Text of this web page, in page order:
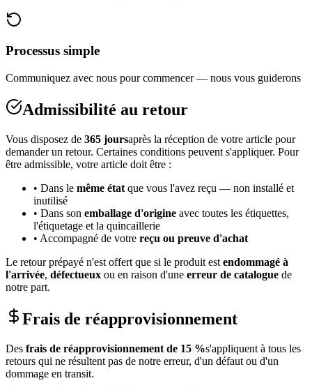
Processus simple
Communiquez avec nous pour commencer — nous vous guiderons
Admissibilité au retour
Vous disposez de 365 joursaprès la réception de votre article pour
demander un retour. Certaines conditions peuvent s'appliquer. Pour
être admissible, votre article doit être :
• Dans le même état que vous l'avez reçu — non installé et
inutilisé
• Dans son emballage d'origine avec toutes les étiquettes,
l'étiquetage et la quincaillerie
• Accompagné de votre reçu ou preuve d'achat
Le retour prépayé n'est offert que si le produit est endommagé à
l'arrivée, défectueux ou en raison d'une erreur de catalogue de
notre part.
Frais de réapprovisionnement
Des frais de réapprovisionnement de 15 %s'appliquent à tous les
retours qui ne résultent pas de notre erreur, d'un défaut ou d'un
dommage en transit.